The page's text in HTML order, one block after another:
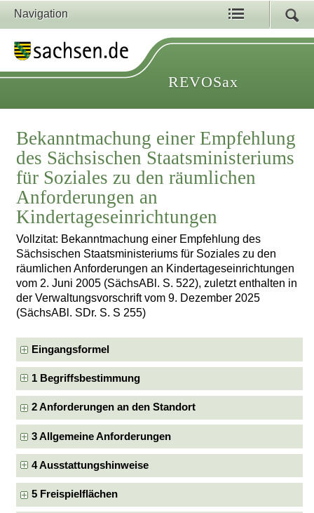
Navigation
REVOSax
Bekanntmachung einer Empfehlung
des Sächsischen Staatsministeriums
für Soziales zu den räumlichen
Anforderungen an
Kindertageseinrichtungen
Vollzitat: Bekanntmachung einer Empfehlung des
Sächsischen Staatsministeriums für Soziales zu den
räumlichen Anforderungen an Kindertageseinrichtungen
vom 2. Juni 2005 (SächsABl. S. 522), zuletzt enthalten in
der Verwaltungsvorschrift vom 9. Dezember 2025
(SächsABl. SDr. S. S 255)
Eingangsformel
1 Begriffsbestimmung
2 Anforderungen an den Standort
3 Allgemeine Anforderungen
4 Ausstattungshinweise
5 Freispielflächen